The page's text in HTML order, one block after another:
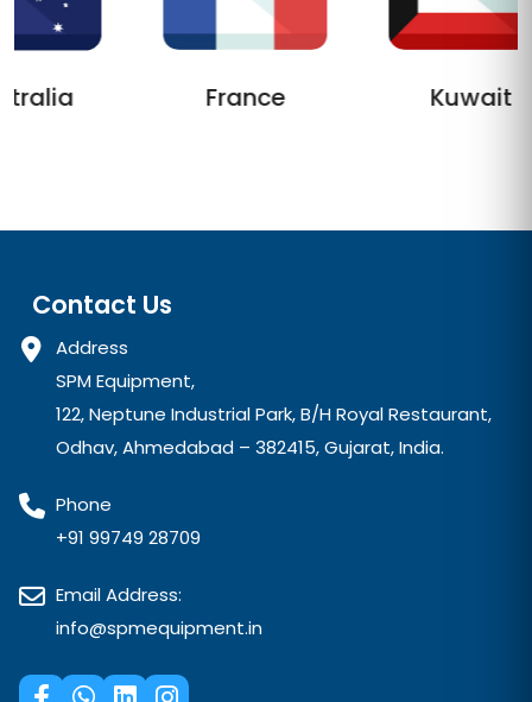
France Kuwait
Contact Us
Address
SPM Equipment,
122, Neptune Industrial Park, B/H Royal Restaurant,
Odhav, Ahmedabad – 382415, Gujarat, India.
Phone
+91 99749 28709
Email Address:
info@spmequipment.in